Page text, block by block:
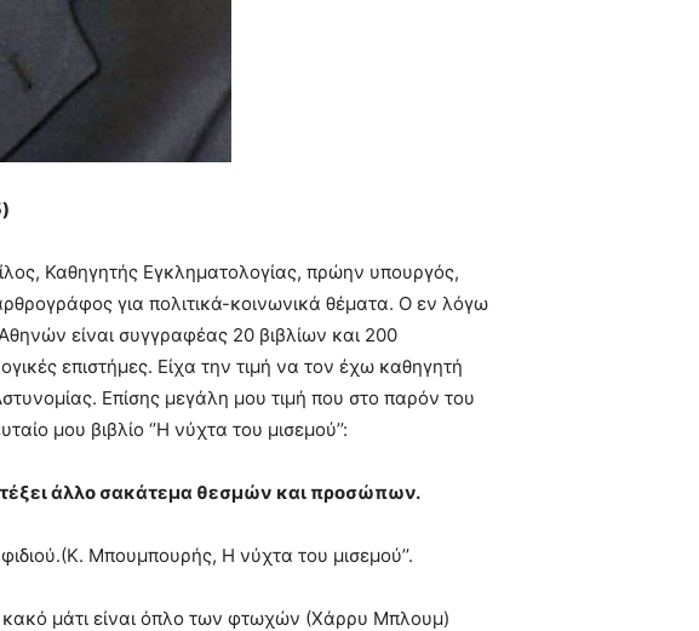
Καθηγητής Εγκληματολογίας, πρώην υπουργός,
για πολιτικά-κοινωνικά θέματα. Ο εν λόγω
είναι συγγραφέας 20 βιβλίων και 200
επιστήμες. Είχα την τιμή να τον έχω καθηγητή
Επίσης μεγάλη μου τιμή που στο παρόν του
μου βιβλίο ‘’Η νύχτα του μισεμού’’:
άλλο σακάτεμα θεσμών και προσώπων.
Μπουμπουρής, Η νύχτα του μισεμού’’.
μάτι είναι όπλο των φτωχών (Χάρρυ Μπλουμ)